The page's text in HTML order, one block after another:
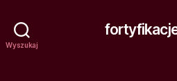
Wyszukaj